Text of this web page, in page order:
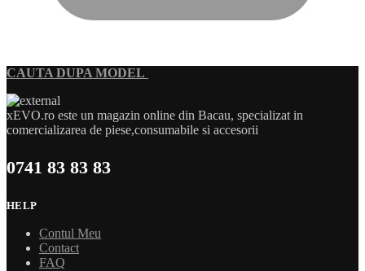
CAUTA DUPA MODEL
xEVO.ro este un magazin online din Bacau, specializat in
comercializarea de piese,consumabile si accesorii
0741 83 83 83
HELP
Contul Meu
Contact
FAQ